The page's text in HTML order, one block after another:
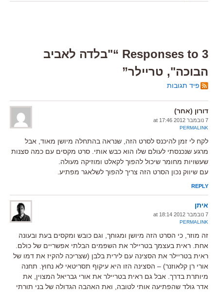
3 Responses to “"בלדה לאביב
הבוכה", טריילר”
פיד תגובות
דורון (אחר)
7 נובמבר 2012 at 17:46
PERMALINK
לקח לי זמן להיכנס לסרט הזה, שנראה בהתחלה מיושן מאוד, אבל
מרגע שנכנסתי לעולם שלו הוא כבש אותי. סרט מקסים עם כמה סצנות
שעשויות מחומר שיכול להפוך לקאלט ומוזיקה מעולה.
עם שיווק נכון הסרט הזה צריך להפוך לשלאגר מפתיע.
REPLY
איתן
7 נובמבר 2012 at 18:14
PERMALINK
זה מוזר, כי הסרט הזה מיושן ומגוחך, וגם כובש ומקסים בעת ובעונה
אחת. ראית בעצמך בטריילר את השפמים הבלתי אפשריים של כולם.
ראית בטריילר את הסצינה עם לירית בלבן (שצריכה להקיז את דמו של
אורי רן קלאוזנר) – הסצינה הזו היא עיקוף תסריטאי לא נחוץ. תחנה
מיותרת בדרך. אבל גם ראית בטריילר את אורי גבריאל המצוין, את
אדר גולד שהפתיעה אותי לטובה, ואת האהבה הגדולה של בני תורתי